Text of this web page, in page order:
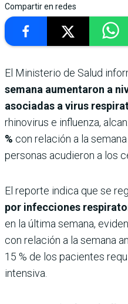
Compartir en redes
El Ministerio de Salud
semana aumentaron a
asociadas a virus
rhinovirus e influenza,
% con relación a la
personas acudieron a los
El reporte indica que se
por infecciones
en la última semana,
con relación a la semana
15 % de los pacientes
intensiva.